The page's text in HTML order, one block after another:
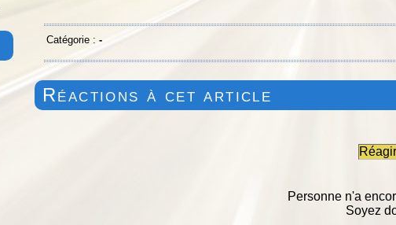
Catégorie : -
Réactions à cet article
Personne n'a
Soyez